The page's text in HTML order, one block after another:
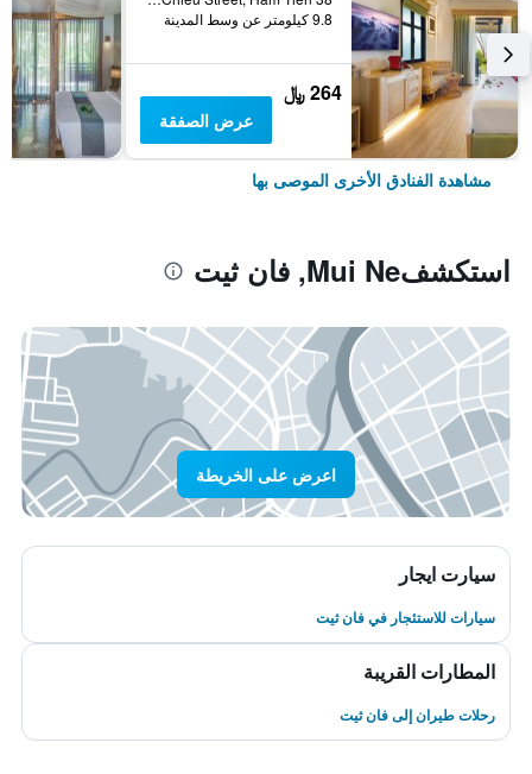
9.8 كيلومتر عن وسط المدينة
264 ﷼
عرض الصفقة
مشاهدة الفنادق الأخرى الموصى بها
استكشفMui Ne, فان ثيت
اعرض على الخريطة
سيارت ايجار
سيارات للاستئجار في فان ثيت
المطارات القريبة
رحلات طيران إلى فان ثيت